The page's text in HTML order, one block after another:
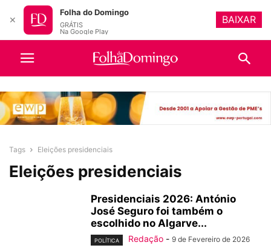
Tags Eleições presidenciais
Eleições presidenciais
Presidenciais 2026: António
José Seguro foi também o
escolhido no Algarve...
POLÍTICA Redação - 9 de Fevereiro de 2026
✕
Folha do Domingo
GRÁTIS
Na Google Play
BAIXAR